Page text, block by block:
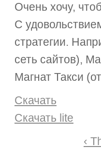
Очень хочу,
С
стратегии.
сеть сайтов),
Магнат Такси
Скачать
Скачать lite
‹